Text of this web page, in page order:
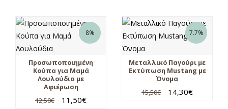
8%
Προσωποποιημένη
Κούπα για Μαμά
Λουλούδια με
Αφιέρωση
12,50€ 11,50€
7.7%
Μεταλλικό Παγούρι με
Εκτύπωση Mustang με
Όνομα
15,50€ 14,30€